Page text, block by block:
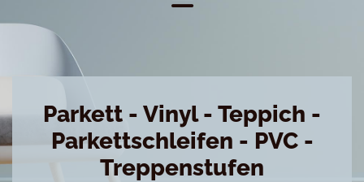
Parkett - Vinyl - Teppich -
Parkettschleifen - PVC -
Treppenstufen